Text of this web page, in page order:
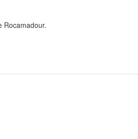
Rocamadour.